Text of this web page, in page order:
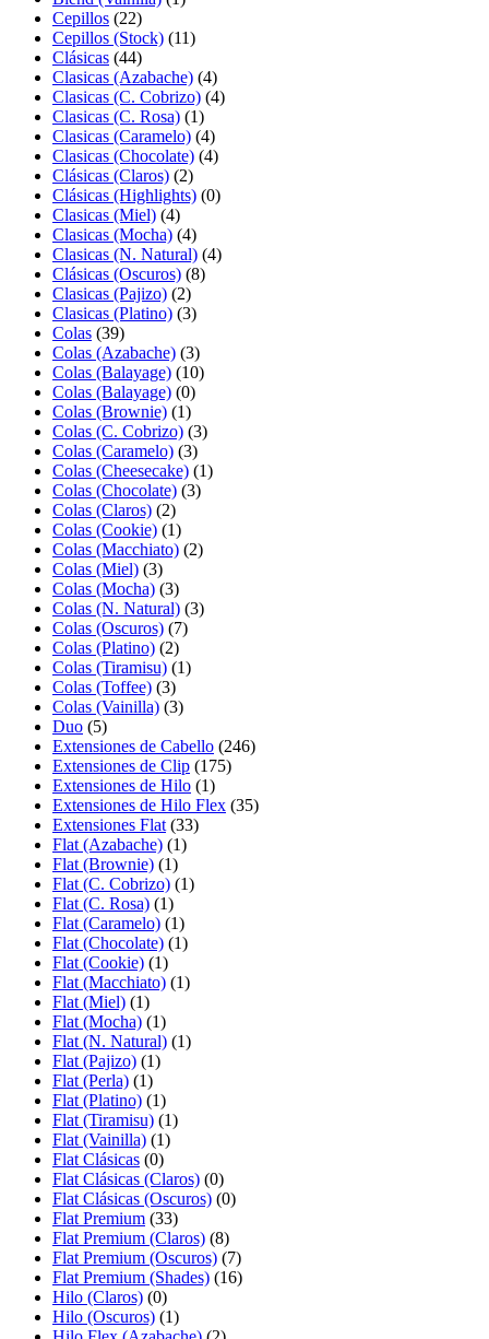
Cepillos (22)
Cepillos (Stock) (11)
Clásicas (44)
Clasicas (Azabache) (4)
Clasicas (C. Cobrizo) (4)
Clasicas (C. Rosa) (1)
Clasicas (Caramelo) (4)
Clasicas (Chocolate) (4)
Clásicas (Claros) (2)
Clásicas (Highlights) (0)
Clasicas (Miel) (4)
Clasicas (Mocha) (4)
Clasicas (N. Natural) (4)
Clásicas (Oscuros) (8)
Clasicas (Pajizo) (2)
Clasicas (Platino) (3)
Colas (39)
Colas (Azabache) (3)
Colas (Balayage) (10)
Colas (Balayage) (0)
Colas (Brownie) (1)
Colas (C. Cobrizo) (3)
Colas (Caramelo) (3)
Colas (Cheesecake) (1)
Colas (Chocolate) (3)
Colas (Claros) (2)
Colas (Cookie) (1)
Colas (Macchiato) (2)
Colas (Miel) (3)
Colas (Mocha) (3)
Colas (N. Natural) (3)
Colas (Oscuros) (7)
Colas (Platino) (2)
Colas (Tiramisu) (1)
Colas (Toffee) (3)
Colas (Vainilla) (3)
Duo (5)
Extensiones de Cabello (246)
Extensiones de Clip (175)
Extensiones de Hilo (1)
Extensiones de Hilo Flex (35)
Extensiones Flat (33)
Flat (Azabache) (1)
Flat (Brownie) (1)
Flat (C. Cobrizo) (1)
Flat (C. Rosa) (1)
Flat (Caramelo) (1)
Flat (Chocolate) (1)
Flat (Cookie) (1)
Flat (Macchiato) (1)
Flat (Miel) (1)
Flat (Mocha) (1)
Flat (N. Natural) (1)
Flat (Pajizo) (1)
Flat (Perla) (1)
Flat (Platino) (1)
Flat (Tiramisu) (1)
Flat (Vainilla) (1)
Flat Clásicas (0)
Flat Clásicas (Claros) (0)
Flat Clásicas (Oscuros) (0)
Flat Premium (33)
Flat Premium (Claros) (8)
Flat Premium (Oscuros) (7)
Flat Premium (Shades) (16)
Hilo (Claros) (0)
Hilo (Oscuros) (1)